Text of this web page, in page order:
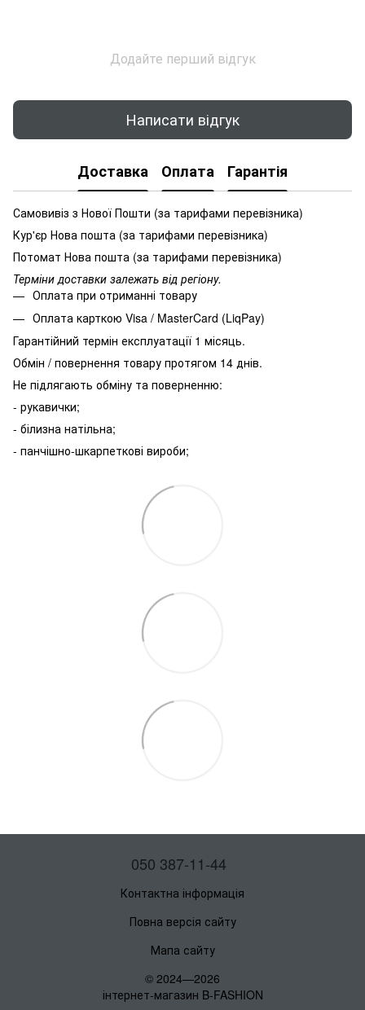
Додайте перший відгук
Написати відгук
Доставка Оплата Гарантія
Самовивіз з Нової Пошти (за тарифами перевізника)
Кур'єр Нова пошта (за тарифами перевізника)
Потомат Нова пошта (за тарифами перевізника)
Терміни доставки залежать від регіону.
Оплата при отриманні товару
Оплата карткою Visa / MasterCard (LiqPay)
Гарантійний термін експлуатації 1 місяць.
Обмін / повернення товару протягом 14 днів.
Не підлягають обміну та поверненню:
- рукавички;
- білизна натільна;
- панчішно-шкарпеткові вироби;
050 387-11-44
Контактна інформація
Повна версія сайту
Мапа сайту
© 2024—2026
інтернет-магазин B-FASHION